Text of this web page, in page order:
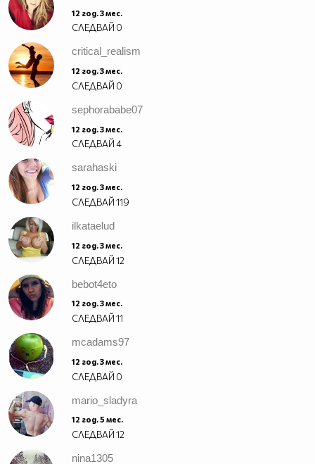
12 год. 3 мес.
СЛЕДВАЙ 0
critical_realism
12 год. 3 мес.
СЛЕДВАЙ 0
sephorababe07
12 год. 3 мес.
СЛЕДВАЙ4
sarahaski
12 год. 3 мес.
СЛЕДВАЙ119
ilkataelud
12 год. 3 мес.
СЛЕДВАЙ12
bebot4eto
12 год. 3 мес.
СЛЕДВАЙ11
mcadams97
12 год. 3 мес.
СЛЕДВАЙ 0
mario_sladyra
12 год. 5 мес.
СЛЕДВАЙ12
nina1305